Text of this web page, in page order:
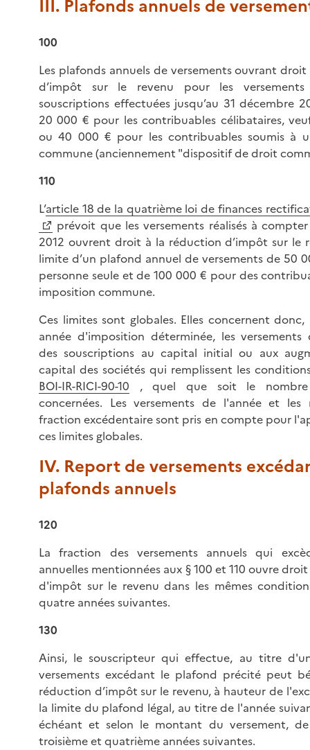
III. Plafonds annuels de
100
Les plafonds annuels de versements ouvrant
d’impôt sur le revenu pour les
souscriptions effectuées jusqu’au 31 décembre
20 000 € pour les contribuables célibataires,
ou 40 000 € pour les contribuables soumis à
commune (anciennement "dispositif de droit
110
L’article 18 de la quatrième loi de finances
prévoit que les versements réalisés à
2012 ouvrent droit à la réduction d’impôt sur le
limite d’un plafond annuel de versements de 50
personne seule et de 100 000 € pour des
imposition commune.
Ces limites sont globales. Elles concernent
année d'imposition déterminée, les versements
des souscriptions au capital initial ou aux
capital des sociétés qui remplissent les
BOI-IR-RICI-90-10 , quel que soit le nombre
concernées. Les versements de l'année et
fraction excédentaire sont pris en compte pour
ces limites globales.
IV. Report de versements
plafonds annuels
120
La fraction des versements annuels qui
annuelles mentionnées aux § 100 et 110 ouvre
d'impôt sur le revenu dans les mêmes
quatre années suivantes.
130
Ainsi, le souscripteur qui effectue, au titre
versements excédant le plafond précité peut
réduction d’impôt sur le revenu, à hauteur de
la limite du plafond légal, au titre de l'année
échéant et selon le montant du versement,
troisième et quatrième années suivantes.